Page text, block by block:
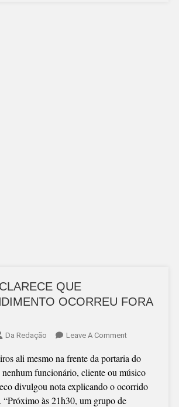
QUE
OCORREU FORA
Da Redação Leave A CommentOn
ESCLARECE
QUE
OCORREU
ali mesmo na frente da portaria do
nenhum funcionário, cliente ou músico
divulgou nota explicando o ocorrido
“Próximo às 21h30, um grupo de